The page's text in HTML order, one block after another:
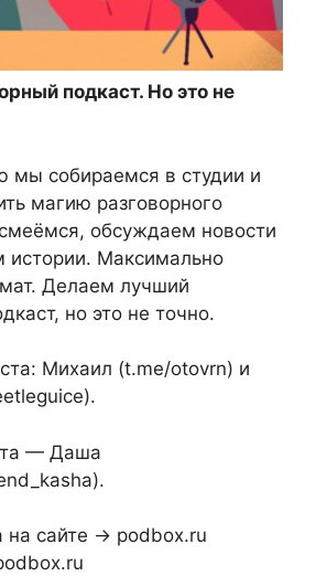
подкаст. Но это не
собираемся в студии и
магию разговорного
обсуждаем новости
истории. Максимально
Делаем лучший
но это не точно.
Михаил (t.me/otovrn) и
— Даша
на сайте → podbox.ru